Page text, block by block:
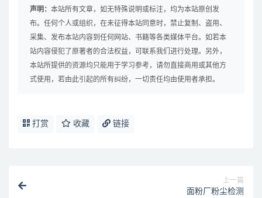
声明： 本站所有文章，如无特殊说明或标注，均为本站原创发
布。任何个人或组织，在未征得本站同意时，禁止复制、盗用、
采集、发布本站内容到任何网站、书籍等各类媒体平台。如若本
站内容侵犯了原著者的合法权益，可联系我们进行处理。另外，
本站所提供的资源均只能用于学习参考，请勿直接商用或其他方
式使用，若由此引起的所有纠纷，一切责任均由使用者承担。
打赏 收藏 链接
上一篇
面粉厂粉尘检测